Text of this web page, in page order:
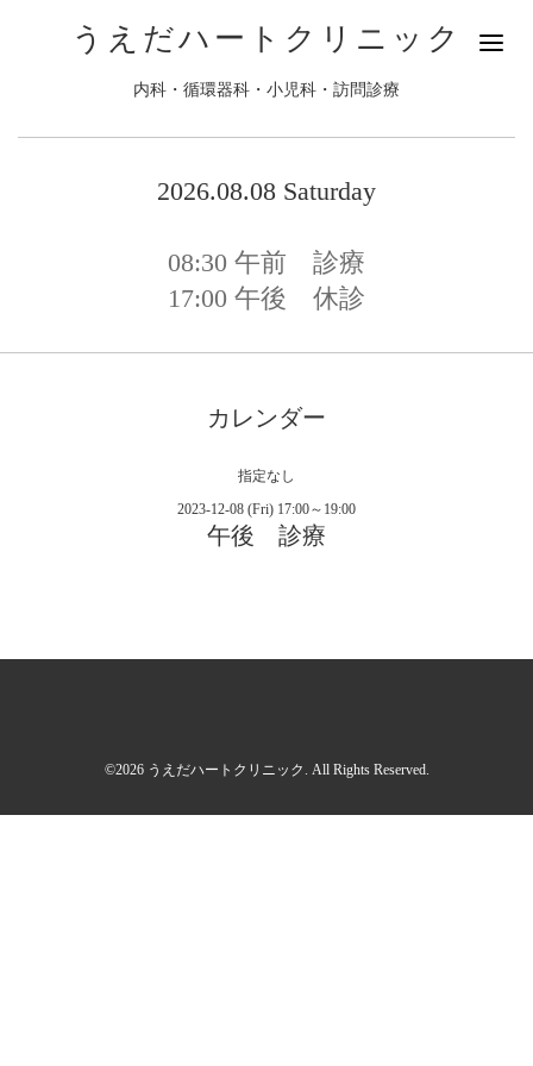
うえだハートクリニック
内科・循環器科・小児科・訪問診療
2026.08.08 Saturday
08:30 午前 診療
17:00 午後 休診
カレンダー
指定なし
2023-12-08 (Fri) 17:00～19:00
午後 診療
©2026 うえだハートクリニック . All Rights Reserved.